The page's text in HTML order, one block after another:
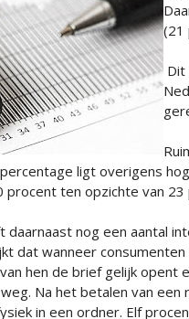
(21
Dit
ligt overigens
procent ten opzichte van
daarnaast nog een aantal
dat wanneer
hen de brief gelijk opent
Na het betalen van
in een ordner. Elf